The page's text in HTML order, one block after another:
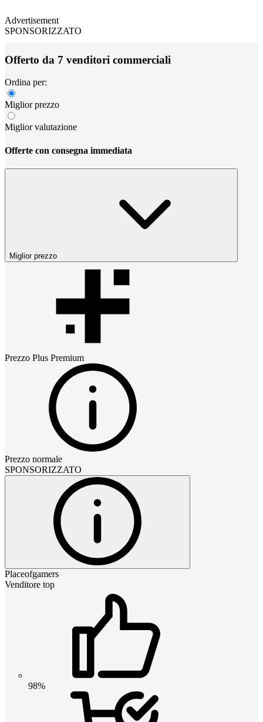
Advertisement
SPONSORIZZATO
Offerto da 7 venditori commerciali
Ordina per:
Miglior prezzo
Miglior valutazione
Offerte con consegna immediata
Miglior prezzo
Prezzo Plus Premium
Prezzo normale
SPONSORIZZATO
Placeofgamers
Venditore top
98%